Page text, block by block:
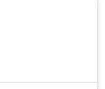
意したときです。
関係企業・団体その
さないこと、反社会
Nikonに保証する
連して関係者を対